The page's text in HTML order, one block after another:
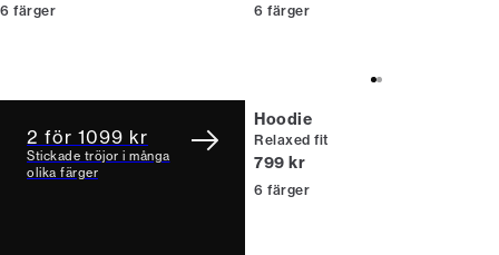
6 färger 6 färger
2 för 1099 kr
Stickade tröjor i många
olika färger
Hoodie
Relaxed fit
Nuvarande pris
799 kr
6 färger